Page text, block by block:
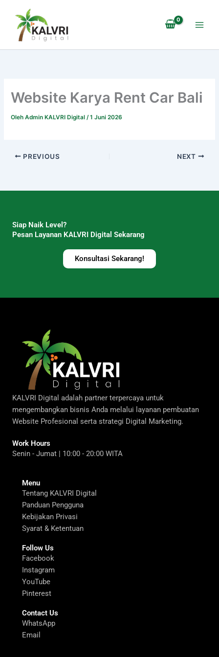
konten
Website Karya Rent Car Bali
OlehAdmin KALVRI Digital/1 Juni 2026
PREVIOUS NEXT
Siap Naik Level?
Pesan Layanan KALVRI Digital Sekarang
Konsultasi Sekarang!
KALVRI Digital adalah partner terpercaya untuk
mengembangkan bisnis Anda melalui layanan pembuatan
Website Profesional serta strategi Digital Marketing.
Work Hours
Senin - Jumat | 10:00 - 20:00 WITA
Menu
Tentang KALVRI Digital
Panduan Pengguna
Kebijakan Privasi
Syarat & Ketentuan
Follow Us
Facebook
Instagram
YouTube
Pinterest
Contact Us
WhatsApp
Email